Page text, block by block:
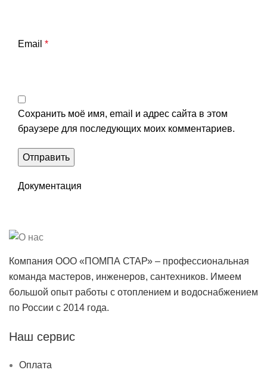
Email *
Сохранить моё имя, email и адрес сайта в этом
браузере для последующих моих комментариев.
Документация
Компания ООО «ПОМПА СТАР» – профессиональная
команда мастеров, инженеров, сантехников. Имеем
большой опыт работы с отоплением и водоснабжением
по России с 2014 года.
Наш сервис
Оплата